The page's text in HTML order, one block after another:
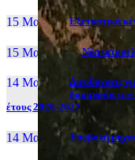
15 Μαι, 26 Εξεταστικά
15 Μαι, 2026 Νέα
14 Μαι, 26
Διευθύνσεις
δοκιμασία
έτους 2026-2027
14 Μαι, 26 Yποβολή